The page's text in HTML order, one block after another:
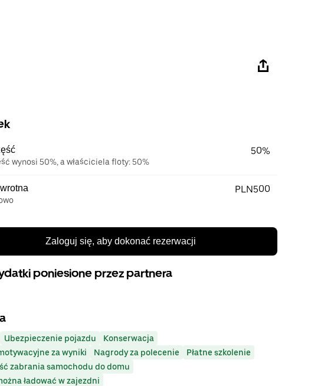
wynosi 50%, a właściciela floty: 50%
50%
PLN500
Zaloguj się, aby dokonać rezerwacji
poniesione przez partnera
Ubezpieczenie pojazdu
Konserwacja
za wyniki
Nagrody za polecenie
Płatne szkolenie
zabrania samochodu do domu
ładować w zajezdni